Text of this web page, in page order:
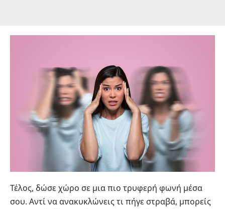
Τέλος, δώσε χώρο σε μια πιο τρυφερή φωνή μέσα
σου. Αντί να ανακυκλώνεις τι πήγε στραβά, μπορείς